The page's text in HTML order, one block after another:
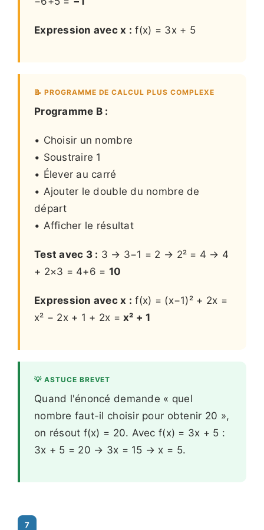
Expression avec x : f(x) = 3x + 5
📝 PROGRAMME DE CALCUL PLUS COMPLEXE
Programme B :
• Choisir un nombre
• Soustraire 1
• Élever au carré
• Ajouter le double du nombre de
départ
• Afficher le résultat
Test avec 3 : 3 → 3−1 = 2 → 2² = 4 → 4
+ 2×3 = 4+6 = 10
Expression avec x : f(x) = (x−1)² + 2x =
x² − 2x + 1 + 2x =x² + 1
💡 ASTUCE BREVET
Quand l'énoncé demande « quel
nombre faut-il choisir pour obtenir 20 »,
on résout f(x) = 20. Avec f(x) = 3x + 5 :
3x + 5 = 20 → 3x = 15 → x = 5.
7